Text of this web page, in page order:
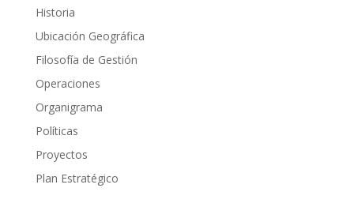
Historia
Ubicación Geográfica
Filosofía de Gestión
Operaciones
Organigrama
Políticas
Proyectos
Plan Estratégico